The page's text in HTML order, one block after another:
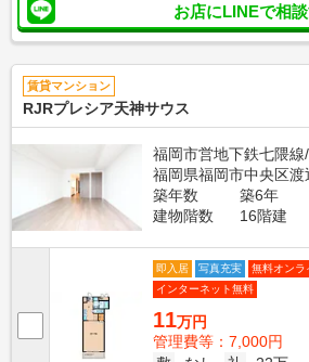
お店にLINEで相
賃貸マンション
RJRプレシア天神サウス
福岡市営地下鉄七隈
福岡県福岡市中央区渡
築年数
築6年
建物階数
16階建
即入居 写真充実
無料オンラ
インターネット無料
11万円
管理費等：7,000円